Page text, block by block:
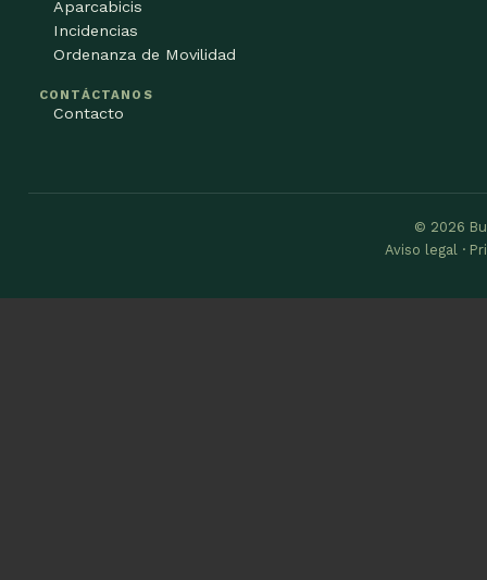
Aparcabicis
Incidencias
Ordenanza de Movilidad
CONTÁCTANOS
Contacto
© 2026
Aviso legal ·